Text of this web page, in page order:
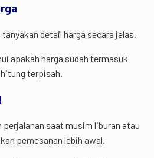
detail harga secara jelas.
apakah harga sudah termasuk
terpisah.
saat musim liburan atau
pemesanan lebih awal.